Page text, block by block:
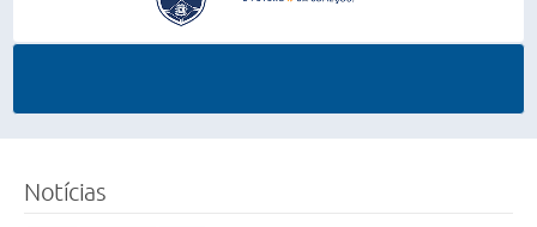
Notícias